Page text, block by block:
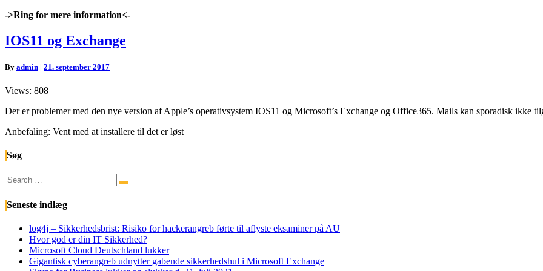
->Ring for mere information<-
IOS11
og
IOS11 og Exchange
By admin | 21. september 2017
Views: 808
Der er problemer med den nye version af Apple’s operativsystem IOS11 og Microsoft’s Exchange og Office365. Mails kan sporadisk ikke
Anbefaling: Vent med at installere til det er løst
Søg
Search
for:
Search
Seneste indlæg
log4j – Sikkerhedsbrist: Risiko for hackerangreb førte til aflyste eksaminer på AU
Hvor god er din IT Sikkerhed?
Microsoft Cloud Deutschland lukker
Gigantisk cyberangreb udnytter gabende sikkerhedshul i Microsoft Exchange